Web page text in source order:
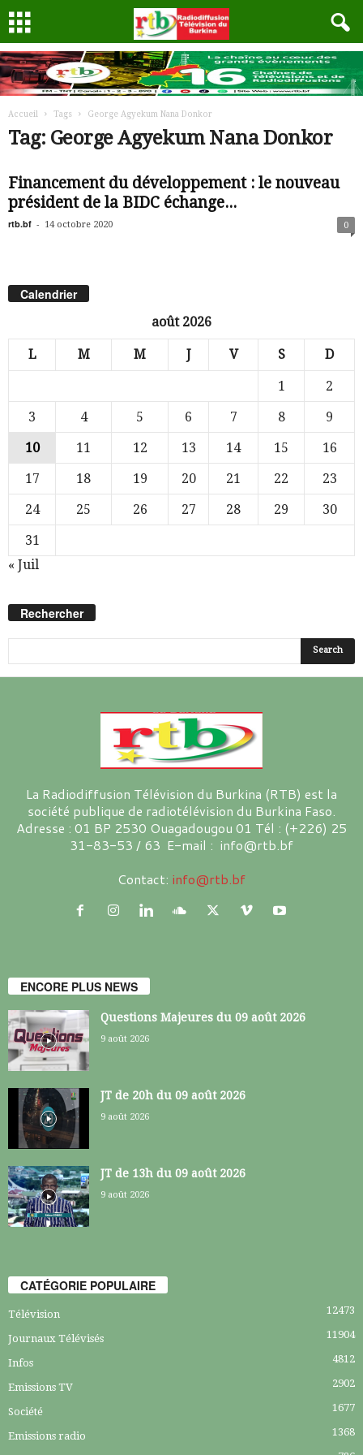
Accueil Tags George Agyekum Nana Donkor
Tag: George Agyekum Nana Donkor
Financement du développement : le nouveau
président de la BIDC échange...
rtb.bf - 14 octobre 2020 0
Calendrier
août 2026
L M M J V S D
1
2
3
4 5 6 7 8
9
10
11 12 13 14 15
16
17
18 19 20 21 22
23
24
25 26 27 28 29
30
31
« Juil
Rechercher
La Radiodiffusion Télévision du Burkina (RTB) est la
société publique de radiotélévision du Burkina Faso.
Adresse : 01 BP 2530 Ouagadougou 01 Tél : (+226) 25
31-83-53 / 63 E-mail : info@rtb.bf
Contact: info@rtb.bf
ENCORE PLUS NEWS
Questions Majeures du 09 août 2026
9 août 2026
JT de 20h du 09 août 2026
9 août 2026
JT de 13h du 09 août 2026
9 août 2026
CATÉGORIE POPULAIRE
Télévision 12473
Journaux Télévisés 11904
Infos 4812
Emissions TV 2902
Société 1677
Emissions radio 1368